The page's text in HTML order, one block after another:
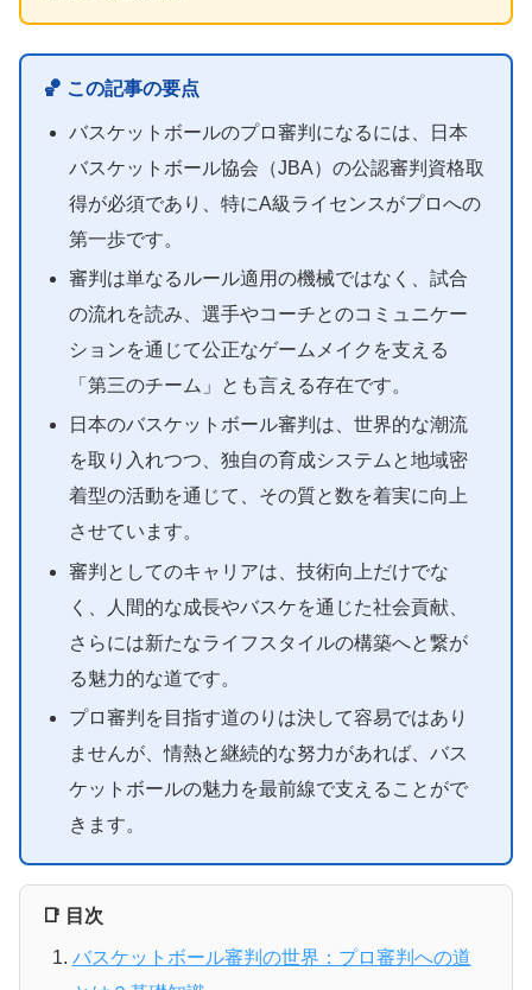
🏀 この記事の要点
バスケットボールのプロ審判になるには、日本
バスケットボール協会（JBA）の公認審判資格取
得が必須であり、特にA級ライセンスがプロへの
第一歩です。
審判は単なるルール適用の機械ではなく、試合
の流れを読み、選手やコーチとのコミュニケー
ションを通じて公正なゲームメイクを支える
「第三のチーム」とも言える存在です。
日本のバスケットボール審判は、世界的な潮流
を取り入れつつ、独自の育成システムと地域密
着型の活動を通じて、その質と数を着実に向上
させています。
審判としてのキャリアは、技術向上だけでな
く、人間的な成長やバスケを通じた社会貢献、
さらには新たなライフスタイルの構築へと繋が
る魅力的な道です。
プロ審判を目指す道のりは決して容易ではあり
ませんが、情熱と継続的な努力があれば、バス
ケットボールの魅力を最前線で支えることがで
きます。
📑 目次
バスケットボール審判の世界：プロ審判への道